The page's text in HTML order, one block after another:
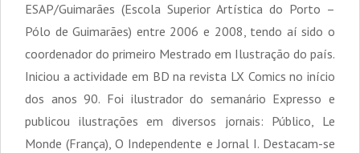
ESAP/Guimarães (Escola Superior Artística do Porto –
Pólo de Guimarães) entre 2006 e 2008, tendo aí sido o
coordenador do primeiro Mestrado em Ilustração do país.
Iniciou a actividade em BD na revista LX Comics no início
dos anos 90. Foi ilustrador do semanário Expresso e
publicou ilustrações em diversos jornais: Público, Le
Monde (França), O Independente e Jornal I. Destacam-se